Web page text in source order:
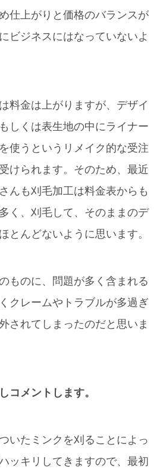
仕上がりと価格のバランスが
ビジネスにはなっていないよ
料金は上がりますが、デザイ
しくは表生地の中にライナー
使うというリメイク的な受注
けられます。そのため、最近
んも刈毛加工は料金表からも
く、刈毛して、そのままのデ
とんどないように思います。
ものに、問題が多く含まれる
クレームやトラブルが多過ぎ
されてしまったのだと思いま
コメントします。
いたミンクを刈ることによっ
ッキリしてきますので、最初